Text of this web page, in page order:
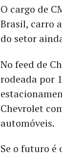
O cargo de
Brasil, carro
do setor
No feed de
rodeada por
Chevrolet
automóveis.
Se o futuro é